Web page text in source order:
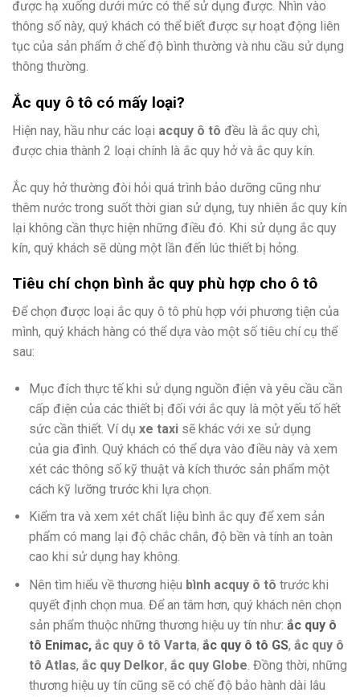
được hạ xuống dưới mức có thể sử dụng được. Nhìn vào
thông số này, quý khách có thể biết được sự hoạt động liên
tục của sản phẩm ở chế độ bình thường và nhu cầu sử dụng
thông thường.
Ắc quy ô tô có mấy loại?
Hiện nay, hầu như các loại acquy ô tô đều là ắc quy chì,
được chia thành 2 loại chính là ắc quy hở và ắc quy kín.
Ắc quy hở thường đòi hỏi quá trình bảo dưỡng cũng như
thêm nước trong suốt thời gian sử dụng, tuy nhiên ắc quy kín
lại không cần thực hiện những điều đó. Khi sử dụng ắc quy
kín, quý khách sẽ dùng một lần đến lúc thiết bị hỏng.
Tiêu chí chọn bình ắc quy phù hợp cho ô tô
Để chọn được loại ắc quy ô tô phù hợp với phương tiện của
mình, quý khách hàng có thể dựa vào một số tiêu chí cụ thể
sau:
Mục đích thực tế khi sử dụng nguồn điện và yêu cầu cần
cấp điện của các thiết bị đối với ắc quy là một yếu tố hết
sức cần thiết. Ví dụ xe taxi sẽ khác với xe sử dụng
của gia đình. Quý khách có thể dựa vào điều này và xem
xét các thông số kỹ thuật và kích thước sản phẩm một
cách kỹ lưỡng trước khi lựa chọn.
Kiểm tra và xem xét chất liệu bình ắc quy để xem sản
phẩm có mang lại độ chắc chắn, độ bền và tính an toàn
cao khi sử dụng hay không.
Nên tìm hiểu về thương hiệu bình acquy ô tô trước khi
quyết định chọn mua. Để an tâm hơn, quý khách nên chọn
sản phẩm thuộc những thương hiệu uy tín như: ắc quy ô
tô Enimac, ắc quy ô tô Varta, ắc quy ô tô GS, ắc quy ô
tô Atlas, ắc quy Delkor, ắc quy Globe. Đồng thời, những
thương hiệu uy tín cũng sẽ có chế độ bảo hành dài lâu